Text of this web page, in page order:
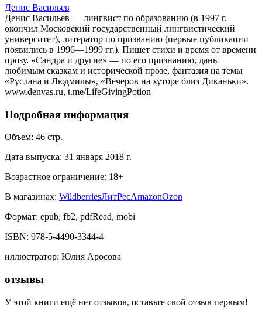
Денис Васильев
Денис Васильев — лингвист по образованию (в 1997 г.
окончил Московский государственный лингвистический
университет), литератор по призванию (первые публикации
появились в 1996—1999 гг.). Пишет стихи и время от времени
прозу. «Сандра и другие» — по его признанию, дань
любимым сказкам и исторической прозе, фантазия на темы
«Руслана и Людмилы», «Вечеров на хуторе близ Диканьки».
www.denvas.ru, t.me/LifeGivingPotion
Подробная информация
Объем: 46 стр.
Дата выпуска: 31 января 2018 г.
Возрастное ограничение: 18+
В магазинах: WildberriesЛитРесAmazonOzon
Формат: epub, fb2, pdfRead, mobi
ISBN: 978-5-4490-3344-4
иллюстратор: Юлия Аросова
отзывы
У этой книги ещё нет отзывов, оставьте свой отзыв первым!